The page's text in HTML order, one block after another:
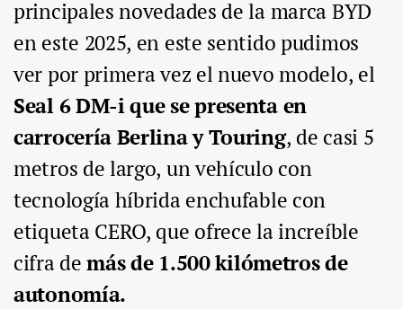
principales novedades de la marca BYD
en este 2025, en este sentido pudimos
ver por primera vez el nuevo modelo, el
Seal 6 DM-i que se presenta en
carrocería Berlina y Touring, de casi 5
metros de largo, un vehículo con
tecnología híbrida enchufable con
etiqueta CERO, que ofrece la increíble
cifra demás de 1.500 kilómetros de
autonomía.